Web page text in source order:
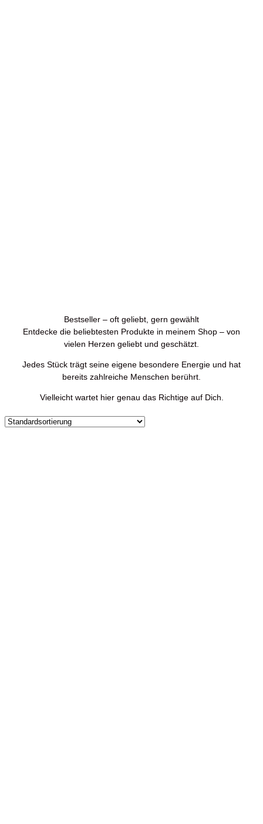
Bestseller – oft geliebt, gern gewählt
Entdecke die beliebtesten Produkte in meinem Shop – von
vielen Herzen geliebt und geschätzt.
Jedes Stück trägt seine eigene besondere Energie und hat
bereits zahlreiche Menschen berührt.
Vielleicht wartet hier genau das Richtige auf Dich.